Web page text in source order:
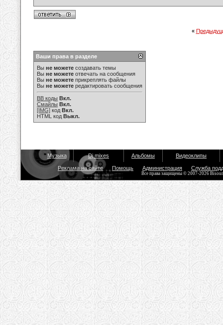
«
Ваши права в разделе
Вы не можете создавать темы
Вы не можете отвечать на сообщения
Вы не можете прикреплять файлы
Вы не можете редактировать сообщения
BB коды Вкл.
Смайлы Вкл.
[IMG] код Вкл.
HTML код Выкл.
Музыка Dj mixes Альбомы Видеоклипы
Реклама на сайте Помощь Администрация Служба
Все права защищены © 2007-2026